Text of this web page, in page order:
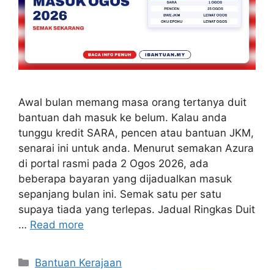
Awal bulan memang masa orang tertanya duit
bantuan dah masuk ke belum. Kalau anda
tunggu kredit SARA, pencen atau bantuan JKM,
senarai ini untuk anda. Menurut semakan Azura
di portal rasmi pada 2 Ogos 2026, ada
beberapa bayaran yang dijadualkan masuk
sepanjang bulan ini. Semak satu per satu
supaya tiada yang terlepas. Jadual Ringkas Duit
… Read more
Categories
Bantuan Kerajaan